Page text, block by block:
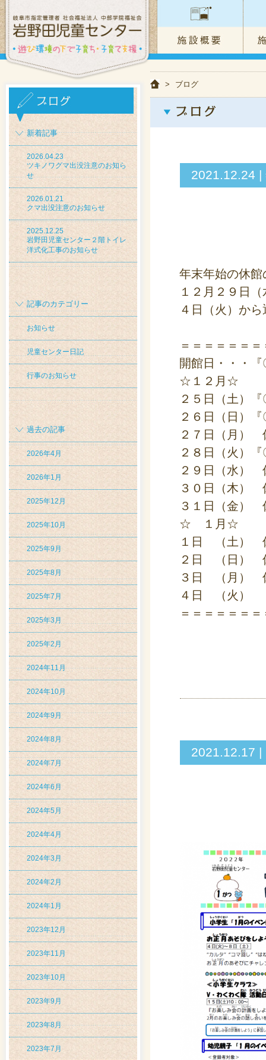
新着記事
2026.04.23
ツキノワグマ出没注意のお知ら
せ
2026.01.21
クマ出没注意のお知らせ
2025.12.25
岩野田児童センター２階トイレ
洋式化工事のお知らせ
記事のカテゴリー
お知らせ
児童センター日記
行事のお知らせ
過去の記事
2026年4月
2026年1月
2025年12月
2025年10月
2025年9月
2025年8月
2025年7月
2025年3月
2025年2月
2024年11月
2024年10月
2024年9月
2024年8月
2024年7月
2024年6月
2024年5月
2024年4月
2024年3月
2024年2月
2024年1月
2023年12月
2023年11月
2023年10月
2023年9月
2023年8月
2023年7月
> ブログ
2021.12.24
年末年始の休
１２月２９日
４日（火）か
＝＝＝＝＝＝
開館日・・・『
☆１２月☆
２５日（土）
２６日（日）『
２７日（月）
２８日（火）『
２９日（水）
３０日（木）
３１日（金）
☆ １月☆
１日 （土）
２日 （日）
３日 （月）
４日 （火）
＝＝＝＝＝＝
2021.12.17